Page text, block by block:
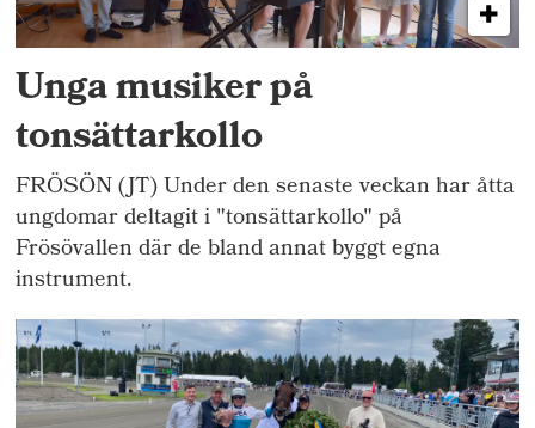
Unga musiker på
tonsättarkollo
FRÖSÖN (JT) Under den senaste veckan har åtta
ungdomar deltagit i "tonsättarkollo" på
Frösövallen där de bland annat byggt egna
instrument.